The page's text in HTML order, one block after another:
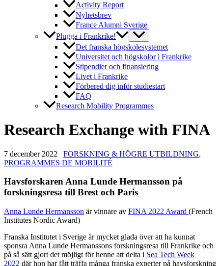
Activity Report
Nyhetsbrev
France Alumni Sverige
Plugga i Frankrike!
Det franska högskolesystemet
Universitet och högskolor i Frankrike
Stipendier och finansiering
Livet i Frankrike
Förbered dig inför studiestart
FAQ
Research Mobility Programmes
Research Exchange with FINA
7 december 2022 FORSKNING & HÖGRE UTBILDNING,
PROGRAMMES DE MOBILITÉ
Havsforskaren Anna Lunde Hermansson på
forskningsresa till Brest och Paris
Anna Lunde Hermansson är vinnare av FINA 2022 Award (French
Institutes Nordic Award)
Franska Institutet i Sverige är mycket glada över att ha kunnat
sponsra Anna Lunde Hermanssons forskningsresa till Frankrike och
på så sätt gjort det möjligt för henne att delta i Sea Tech Week
2022 där hon har fått träffa många franska experter på havsforskning